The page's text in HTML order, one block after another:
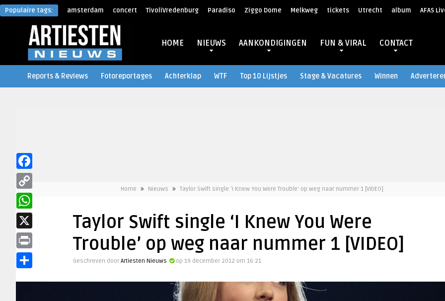
Populaire tags: amsterdam concert TivoliVredenburg Paradiso Ziggo Dome Melkweg tickets Utrecht album AFAS
HOME NIEUWS AANKONDIGINGEN FUN & VIRAL CONTACT
Reports & Reviews Fotoreportages Achterklap WTF Top 10 Lijstjes Stage & Vacatures Winnen
Home Nieuws Taylor Swift single ‘I Knew You Were Trouble’ op weg naar nummer 1 [VIDEO]
Taylor Swift single ‘I Knew You Were
Trouble’ op weg naar nummer 1 [VIDEO]
Geschreven door Artiesten Nieuws op 19 december 2012 om 16:21
Facebook
Copy
Link
WhatsApp
X
Print